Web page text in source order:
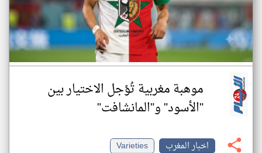
موهبة مغربية تُؤجل الاختيار بين
"الأسود" و"المانشافت"
اخبار المغرب
Varieties